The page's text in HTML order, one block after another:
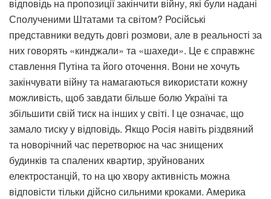
відповідь на пропозиції закінчити війну, які були надані
Сполученими Штатами та світом? Російські
представники ведуть довгі розмови, але в реальності за
них говорять «кинджали» та «шахеди». Це є справжнє
ставлення Путіна та його оточення. Вони не хочуть
закінчувати війну та намагаються використати кожну
можливість, щоб завдати більше болю Україні та
збільшити свій тиск на інших у світі. І це означає, що
замало тиску у відповідь. Якщо Росія навіть різдвяний
та новорічний час перетворює на час знищених
будинків та спалених квартир, зруйнованих
електростанцій, то на цю хвору активність можна
відповісти тільки дійсно сильними кроками. Америка